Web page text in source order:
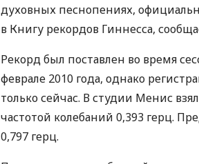
духовных песнопениях,
в Книгу рекордов Гиннесса,
Рекорд был поставлен во время
феврале 2010 года, однако
только сейчас. В студии Менис
частотой колебаний 0,393 герц.
0,797 герц.